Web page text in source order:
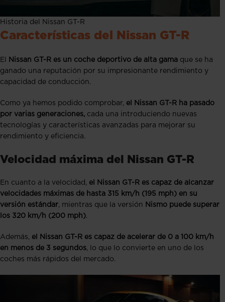
Historia del Nissan GT-R
Características del Nissan GT-R
El Nissan GT-R es un coche deportivo de alta gama que se ha
ganado una reputación por su impresionante rendimiento y
capacidad de conducción.
Como ya hemos podido comprobar, el Nissan GT-R ha pasado
por varias generaciones, cada una introduciendo nuevas
tecnologías y características avanzadas para mejorar su
rendimiento y eficiencia.
Velocidad máxima del Nissan GT-R
En cuanto a la velocidad, el Nissan GT-R es capaz de alcanzar
velocidades máximas de hasta 315 km/h (195 mph) en su
versión estándar, mientras que la versión Nismo puede superar
los 320 km/h (200 mph).
Además, el Nissan GT-R es capaz de acelerar de 0 a 100 km/h
en menos de 3 segundos, lo que lo convierte en uno de los
coches más rápidos del mercado.